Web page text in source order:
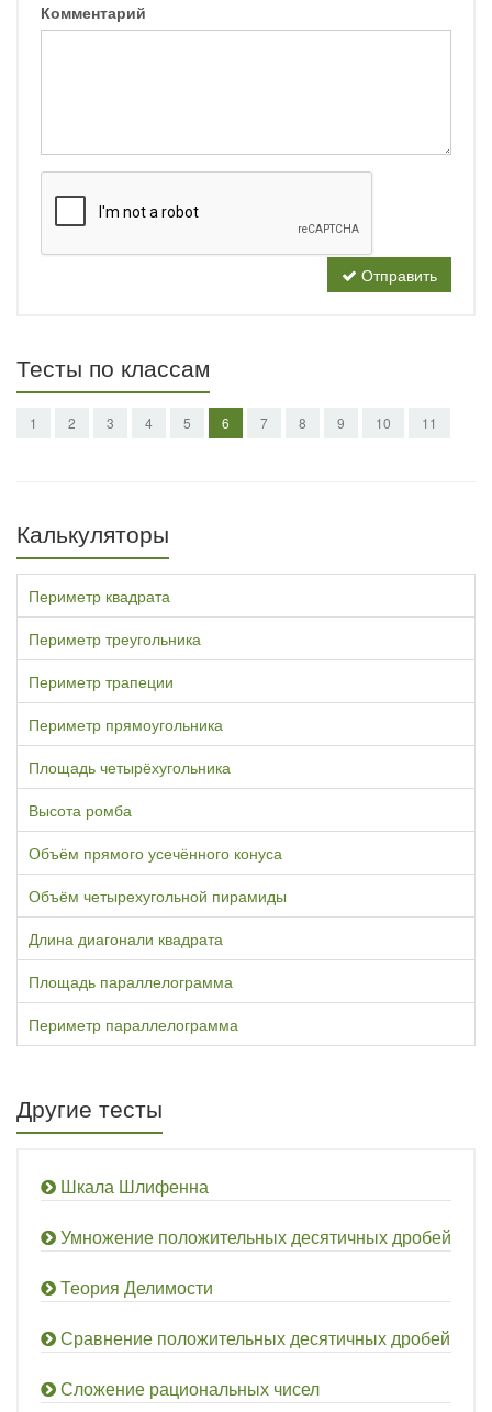
Комментарий
Отправить
Тесты по классам
1 2 3 4 5 6 7 8 9 10 11
Калькуляторы
Периметр квадрата
Периметр треугольника
Периметр трапеции
Периметр прямоугольника
Площадь четырёхугольника
Высота ромба
Объём прямого усечённого конуса
Объём четырехугольной пирамиды
Длина диагонали квадрата
Площадь параллелограмма
Периметр параллелограмма
Другие тесты
Шкала Шлифенна
Умножение положительных десятичных дробей
Теория Делимости
Сравнение положительных десятичных дробей
Сложение рациональных чисел